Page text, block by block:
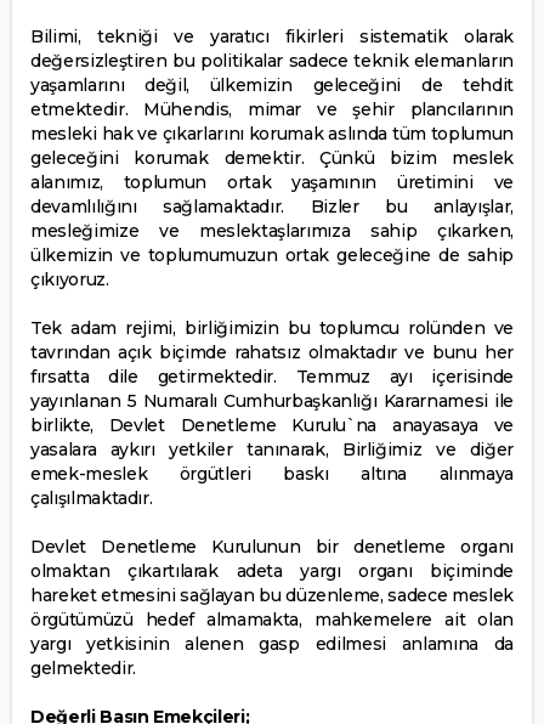
Bilimi, tekniği ve yaratıcı fikirleri sistematik olarak
değersizleştiren bu politikalar sadece teknik elemanların
yaşamlarını değil, ülkemizin geleceğini de tehdit
etmektedir. Mühendis, mimar ve şehir plancılarının
mesleki hak ve çıkarlarını korumak aslında tüm toplumun
geleceğini korumak demektir. Çünkü bizim meslek
alanımız, toplumun ortak yaşamının üretimini ve
devamlılığını sağlamaktadır. Bizler bu anlayışlar,
mesleğimize ve meslektaşlarımıza sahip çıkarken,
ülkemizin ve toplumumuzun ortak geleceğine de sahip
çıkıyoruz.
Tek adam rejimi, birliğimizin bu toplumcu rolünden ve
tavrından açık biçimde rahatsız olmaktadır ve bunu her
fırsatta dile getirmektedir. Temmuz ayı içerisinde
yayınlanan 5 Numaralı Cumhurbaşkanlığı Kararnamesi ile
birlikte, Devlet Denetleme Kurulu`na anayasaya ve
yasalara aykırı yetkiler tanınarak, Birliğimiz ve diğer
emek-meslek örgütleri baskı altına alınmaya
çalışılmaktadır.
Devlet Denetleme Kurulunun bir denetleme organı
olmaktan çıkartılarak adeta yargı organı biçiminde
hareket etmesini sağlayan bu düzenleme, sadece meslek
örgütümüzü hedef almamakta, mahkemelere ait olan
yargı yetkisinin alenen gasp edilmesi anlamına da
gelmektedir.
Değerli Basın Emekçileri;